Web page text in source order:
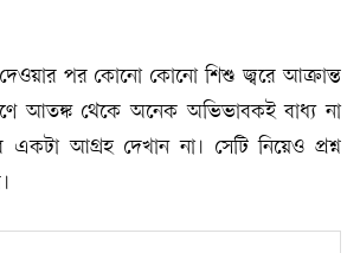
দেওয়ার পর কোনো কোনো শিশু জ্বরে আক্রান্ত
আতঙ্ক থেকে অনেক অভিভাবকই বাধ্য না
আগ্রহ দেখান না। সেটি নিয়েও প্রশ্ন